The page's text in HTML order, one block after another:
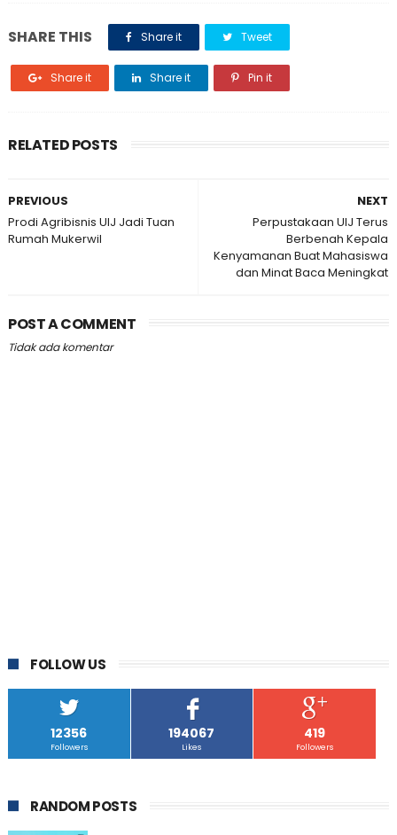
SHARE THIS Share it Tweet
Share it Share it Pin it
RELATED POSTS
NEXT
Perpustakaan UIJ Terus
Berbenah Kepala
Kenyamanan Buat Mahasiswa
dan Minat Baca Meningkat
PREVIOUS
Prodi Agribisnis UIJ Jadi Tuan
Rumah Mukerwil
POST A COMMENT
Tidak ada komentar
FOLLOW US
12356
Followers
194067
Likes
419
Followers
RANDOM POSTS